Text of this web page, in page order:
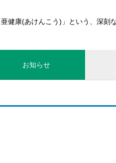
健康(あけんこう)」という、深刻
お知らせ